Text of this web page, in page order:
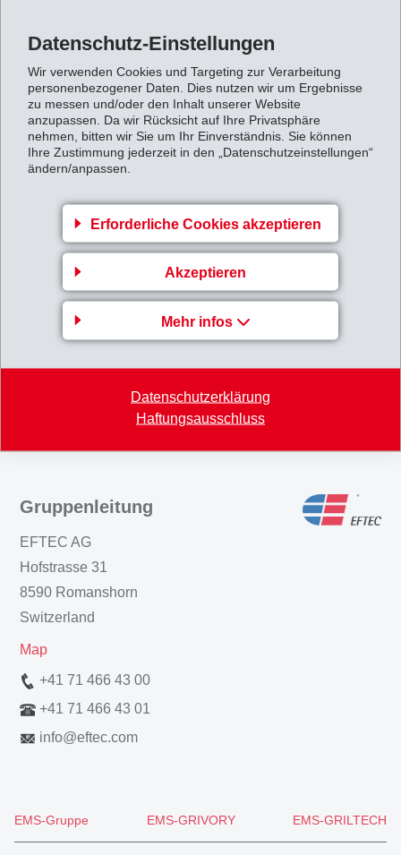
Datenschutz-Einstellungen
Wir verwenden Cookies und Targeting zur Verarbeitung
personenbezogener Daten. Dies nutzen wir um Ergebnisse
zu messen und/oder den Inhalt unserer Website
anzupassen. Da wir Rücksicht auf Ihre Privatsphäre
nehmen, bitten wir Sie um Ihr Einverständnis. Sie können
Ihre Zustimmung jederzeit in den „Datenschutzeinstellungen“
ändern/anpassen.
Erforderliche Cookies akzeptieren
Akzeptieren
Mehr infos
Datenschutzerklärung
Haftungsausschluss
auszubauen und die Marktposition zu stärken. Ein
besonders erfreuliches Umsatzwachstum konnte in
Asien erreicht werden. Versorgungsengpässe lassen
die Rohstoffpreise stetig und stark ansteigen und
machen Verkaufspreiserhöhungen bei Kunden
unumgänglich.
Für 2017 erwartet EMS unverändert einen Nettoumsatz
und ein Betriebsergebnis (EBIT) leicht über Vorjahr.
folgenden Downloadlink:
3-Monatsbericht_2017.pdf
Zurück zur Übersicht
Gruppenleitung
EFTEC AG
Hofstrasse 31
8590 Romanshorn
Switzerland
Map
+41 71 466 43 00
+41 71 466 43 01
info@eftec.com
EMS-Gruppe EMS-GRIVORY EMS-GRILTECH